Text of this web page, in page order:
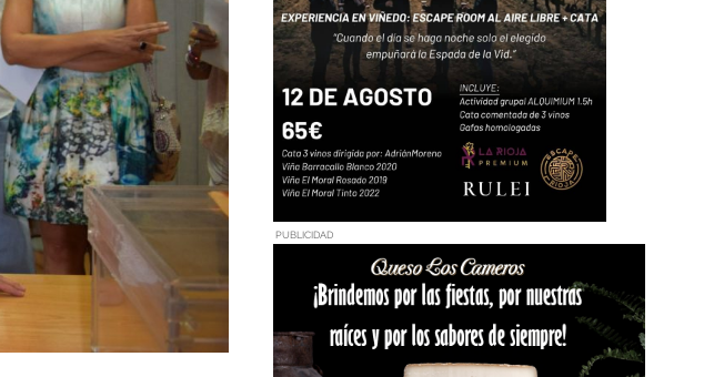
PUBLICIDAD